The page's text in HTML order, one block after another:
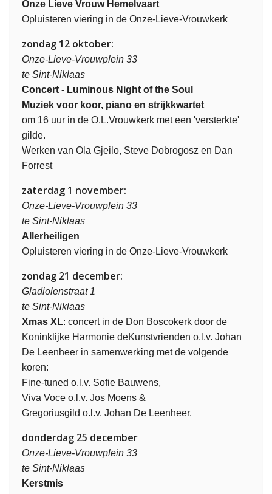
Onze Lieve Vrouw Hemelvaart
Opluisteren viering in de Onze-Lieve-Vrouwkerk
zondag 12 oktober:
Onze-Lieve-Vrouwplein 33
te Sint-Niklaas
Concert - Luminous Night of the Soul
Muziek voor koor, piano en strijkkwartet
om 16 uur in de O.L.Vrouwkerk met een 'versterkte'
gilde.
Werken van Ola Gjeilo, Steve Dobrogosz en Dan
Forrest
zaterdag 1 november:
Onze-Lieve-Vrouwplein 33
te Sint-Niklaas
Allerheiligen
Opluisteren viering in de Onze-Lieve-Vrouwkerk
zondag 21 december:
Gladiolenstraat 1
te Sint-Niklaas
Xmas XL: concert in de Don Boscokerk door de
Koninklijke Harmonie deKunstvrienden o.l.v. Johan
De Leenheer in samenwerking met de volgende
koren:
Fine-tuned o.l.v. Sofie Bauwens,
Viva Voce o.l.v. Jos Moens &
Gregoriusgild o.l.v. Johan De Leenheer.
donderdag 25 december
Onze-Lieve-Vrouwplein 33
te Sint-Niklaas
Kerstmis